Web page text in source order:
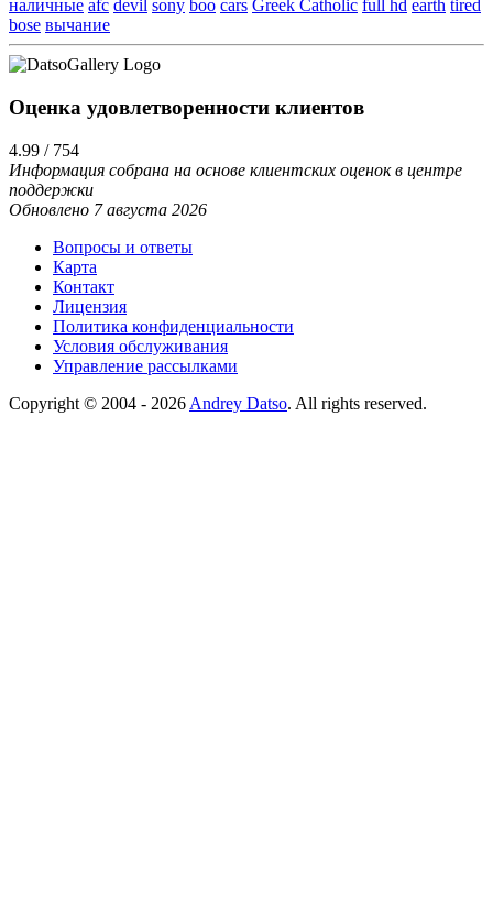
наличные afc devil sony boo cars Greek Catholic full hd earth tired
bose вычание
Оценка удовлетворенности клиентов
4.99 / 754
Информация собрана на основе клиентских оценок в центре
поддержки
Обновлено 7 августа 2026
Вопросы и ответы
Карта
Контакт
Лицензия
Политика конфиденциальности
Условия обслуживания
Управление рассылками
Copyright © 2004 - 2026 Andrey Datso. All rights reserved.